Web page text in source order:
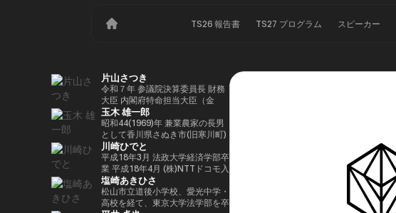
TS26 報告書 TS27 プログラム スピーカー
片山さつき
令和７年 参議院決算委員長 財務
大臣 内閣府特命担当大臣（金
融） 租税特別措置・補助金見直
し担当 （高市内閣）
玉木 雄一郎
昭和44(1969)年 兼業農家の長男
として香川県さぬき市(旧寒川町)
に生まれる 昭和63(1988)年 高松
高校卒業 平成5(1993)年 東京大
学法学部卒業、同年大蔵省入省
※1 平成9(1997)年 米国ハーバー
ド大学大学院(ケネディースクー
ル)修了 平成17(2005)年 財務省を
川崎ひでと
平成18年3月 法政大学経済学部卒
業 平成18年4月 (株)NTTドコモ入
社 平成29年8月 衆議院議員川崎
二郎秘書 令和3年10月 第49回衆
議院議員総選挙において初当選
塩崎あきひさ
松山市立道後小学校、愛光中学・
高校を経て、東京大学法学部を卒